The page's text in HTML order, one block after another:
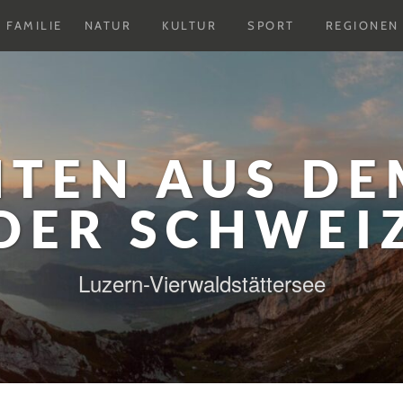
FAMILIE NATUR
Untermenu
KULTUR
Untermenu
SPORT
Untermenu
REGIONEN
AUS
Luzern-Vierwaldstättersee